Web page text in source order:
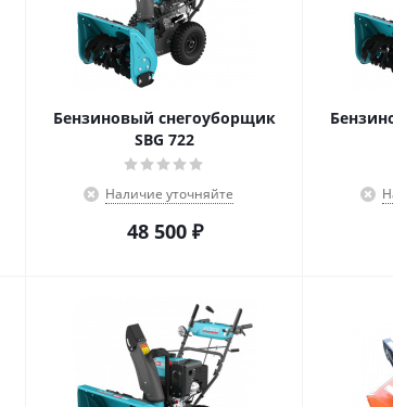
Бензиновый снегоуборщик
SBG 722
Наличие уточняйте
48 500₽